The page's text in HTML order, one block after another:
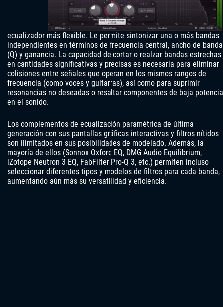
ecualizador más flexible. Le permite sintonizar una o más bandas
independientes en términos de frecuencia central, ancho de banda
(Q) y ganancia. La capacidad de cortar o realzar bandas estrechas
en cantidades significativas y precisas es necesaria para eliminar
colisiones entre señales que operan en los mismos rangos de
frecuencia (como voces y guitarras), así como para suprimir
resonancias no deseadas o resaltar componentes de baja potencia
en el sonido.
Los complementos de ecualización paramétrica de última
generación con sus pantallas gráficas interactivas y filtros nítidos
son ilimitados en sus posibilidades de modelado. Además, la
mayoría de ellos (Sonnox Oxford EQ, DMG Audio Equilibrium,
iZotope Neutron 3 EQ, FabFilter Pro-Q 3, etc.) permiten incluso
seleccionar diferentes tipos y modelos de filtros para cada banda,
aumentando aún más su versatilidad y eficiencia.